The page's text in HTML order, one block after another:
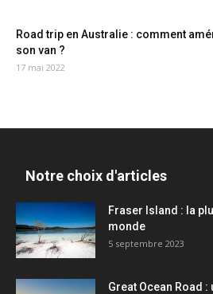
Road trip en Australie : comment
son van ?
17 mai 2022
Notre choix d'articles
Fraser Island : la
monde
5 septembre 2023
Great Ocean Road